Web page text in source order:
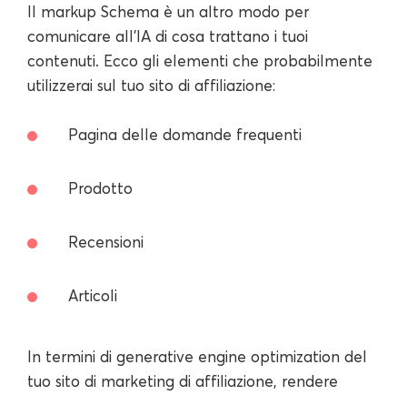
Il markup Schema è un altro modo per
comunicare all'IA di cosa trattano i tuoi
contenuti. Ecco gli elementi che probabilmente
utilizzerai sul tuo sito di affiliazione:
Pagina delle domande frequenti
Prodotto
Recensioni
Articoli
In termini di generative engine optimization del
tuo sito di marketing di affiliazione, rendere